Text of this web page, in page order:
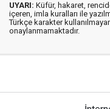
UYARI: Küfür, hakaret,
içeren, imla kuralları ile
Türkçe karakter
onaylanmamaktadır.